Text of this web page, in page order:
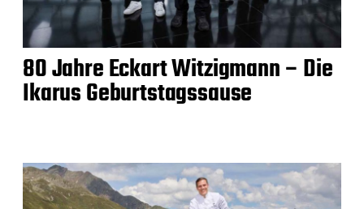
80 Jahre Eckart Witzigmann – Die
Ikarus Geburtstagssause